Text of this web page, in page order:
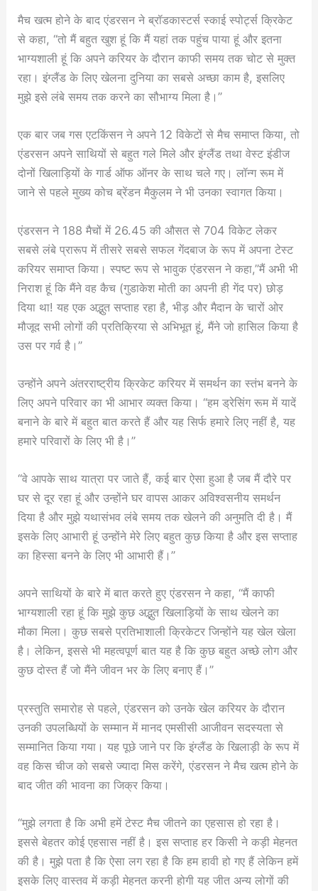
मैच खत्म होने के बाद एंडरसन ने ब्रॉडकास्टर्स स्काई स्पोर्ट्स क्रिकेट
से कहा, “तो मैं बहुत खुश हूं कि मैं यहां तक ​​पहुंच पाया हूं और इतना
भाग्यशाली हूं कि अपने करियर के दौरान काफी समय तक चोट से मुक्त
रहा। इंग्लैंड के लिए खेलना दुनिया का सबसे अच्छा काम है, इसलिए
मुझे इसे लंबे समय तक करने का सौभाग्य मिला है।”
एक बार जब गस एटकिंसन ने अपने 12 विकेटों से मैच समाप्त किया, तो
एंडरसन अपने साथियों से बहुत गले मिले और इंग्लैंड तथा वेस्ट इंडीज
दोनों खिलाड़ियों के गार्ड ऑफ ऑनर के साथ चले गए। लॉन्ग रूम में
जाने से पहले मुख्य कोच ब्रेंडन मैकुलम ने भी उनका स्वागत किया।
एंडरसन ने 188 मैचों में 26.45 की औसत से 704 विकेट लेकर
सबसे लंबे प्रारूप में तीसरे सबसे सफल गेंदबाज के रूप में अपना टेस्ट
करियर समाप्त किया। स्पष्ट रूप से भावुक एंडरसन ने कहा,”मैं अभी भी
निराश हूं कि मैंने वह कैच (गुडाकेश मोती का अपनी ही गेंद पर) छोड़
दिया था! यह एक अद्भुत सप्ताह रहा है, भीड़ और मैदान के चारों ओर
मौजूद सभी लोगों की प्रतिक्रिया से अभिभूत हूं, मैंने जो हासिल किया है
उस पर गर्व है।”
उन्होंने अपने अंतरराष्ट्रीय क्रिकेट करियर में समर्थन का स्तंभ बनने के
लिए अपने परिवार का भी आभार व्यक्त किया। “हम ड्रेसिंग रूम में यादें
बनाने के बारे में बहुत बात करते हैं और यह सिर्फ हमारे लिए नहीं है, यह
हमारे परिवारों के लिए भी है।”
“वे आपके साथ यात्रा पर जाते हैं, कई बार ऐसा हुआ है जब मैं दौरे पर
घर से दूर रहा हूं और उन्होंने घर वापस आकर अविश्वसनीय समर्थन
दिया है और मुझे यथासंभव लंबे समय तक खेलने की अनुमति दी है। मैं
इसके लिए आभारी हूं उन्होंने मेरे लिए बहुत कुछ किया है और इस सप्ताह
का हिस्सा बनने के लिए भी आभारी हैं।”
अपने साथियों के बारे में बात करते हुए एंडरसन ने कहा, “मैं काफी
भाग्यशाली रहा हूं कि मुझे कुछ अद्भुत खिलाड़ियों के साथ खेलने का
मौका मिला। कुछ सबसे प्रतिभाशाली क्रिकेटर जिन्होंने यह खेल खेला
है। लेकिन, इससे भी महत्वपूर्ण बात यह है कि कुछ बहुत अच्छे लोग और
कुछ दोस्त हैं जो मैंने जीवन भर के लिए बनाए हैं।”
प्रस्तुति समारोह से पहले, एंडरसन को उनके खेल करियर के दौरान
उनकी उपलब्धियों के सम्मान में मानद एमसीसी आजीवन सदस्यता से
सम्मानित किया गया। यह पूछे जाने पर कि इंग्लैंड के खिलाड़ी के रूप में
वह किस चीज को सबसे ज्यादा मिस करेंगे, एंडरसन ने मैच खत्म होने के
बाद जीत की भावना का जिक्र किया।
“मुझे लगता है कि अभी हमें टेस्ट मैच जीतने का एहसास हो रहा है।
इससे बेहतर कोई एहसास नहीं है। इस सप्ताह हर किसी ने कड़ी मेहनत
की है। मुझे पता है कि ऐसा लग रहा है कि हम हावी हो गए हैं लेकिन हमें
इसके लिए वास्तव में कड़ी मेहनत करनी होगी यह जीत अन्य लोगों की